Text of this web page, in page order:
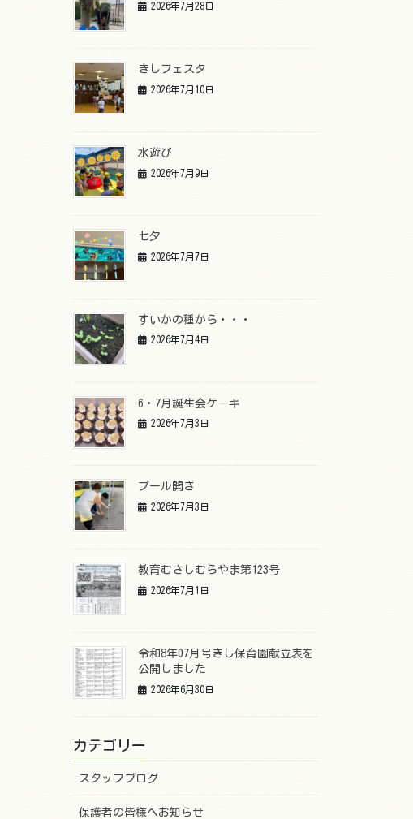
2026年7月28日
きしフェスタ
2026年7月10日
水遊び
2026年7月9日
七夕
2026年7月7日
すいかの種から・・・
2026年7月4日
6・7月誕生会ケーキ
2026年7月3日
プール開き
2026年7月3日
教育むさしむらやま第123号
2026年7月1日
令和8年07月号きし保育園献立表を
公開しました
2026年6月30日
カテゴリー
スタッフブログ
保護者の皆様へお知らせ